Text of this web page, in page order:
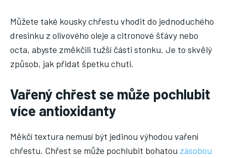
Můžete také kousky chřestu vhodit do jednoduchého
dresinku z olivového oleje a citronové šťávy nebo
octa, abyste změkčili tužší části stonku. Je to skvělý
způsob, jak přidat špetku chuti.
Vařený chřest se může pochlubit
více antioxidanty
Měkčí textura nemusí být jedinou výhodou vaření
chřestu. Chřest se může pochlubit bohatou zásobou